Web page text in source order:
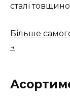
сталі
Більше
→